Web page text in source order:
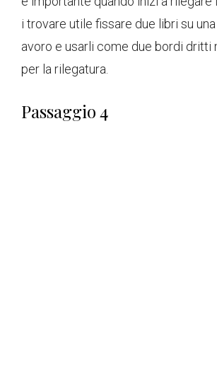
i trovare utile fissare due libri su una
avoro e usarli come due bordi dritti
per la rilegatura.
Passaggio 4